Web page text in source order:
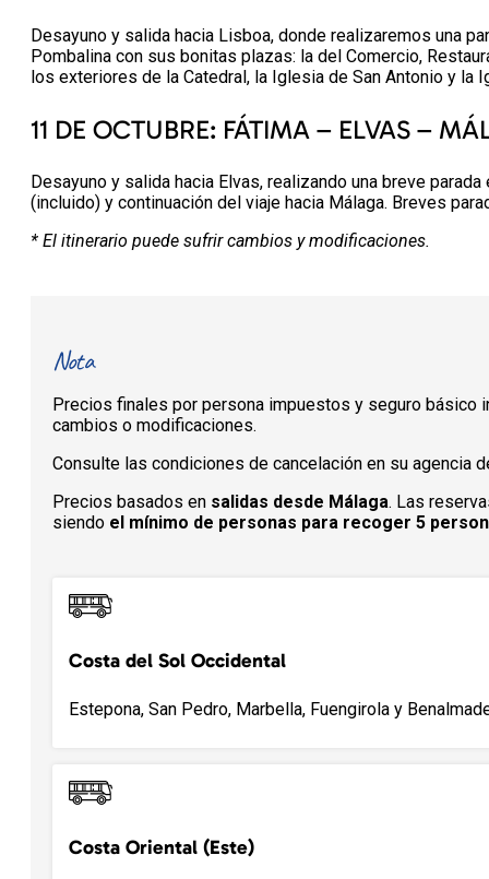
Desayuno y salida hacia Lisboa, donde realizaremos una
Pombalina con sus bonitas plazas: la del Comercio,
los exteriores de la Catedral, la Iglesia de San Antonio y la
11 DE OCTUBRE: FÁTIMA – ELVAS –
Desayuno y salida hacia Elvas, realizando una breve
(incluido) y continuación del viaje hacia Málaga. Breves
* El itinerario puede sufrir cambios y modificaciones.
Nota
Precios finales por persona impuestos y seguro básico
cambios o modificaciones.
Consulte las condiciones de cancelación en su agencia
Precios basados en salidas desde Málaga. Las
siendo el mínimo de personas para recoger 5
Costa del Sol Occidental
Estepona, San Pedro, Marbella, Fuengirola y
Costa Oriental (Este)